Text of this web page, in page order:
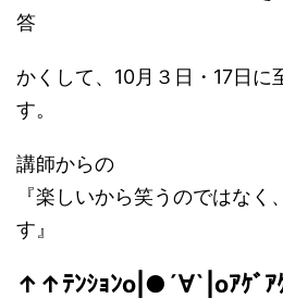
答
かくして、10月３日・17日に
す。
講師からの
『楽しいから笑うのではな
す』
↑↑ﾃﾝｼｮﾝo|●´∀`|oｱｹﾞ